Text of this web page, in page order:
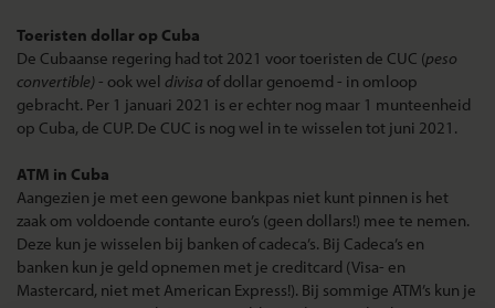
Toeristen dollar op Cuba
De Cubaanse regering had tot 2021 voor toeristen de CUC (peso
convertible)- ook wel divisa of dollar genoemd - in omloop
gebracht. Per 1 januari 2021 is er echter nog maar 1 munteenheid
op Cuba, de CUP. De CUC is nog wel in te wisselen tot juni 2021.
ATM in Cuba
Aangezien je met een gewone bankpas niet kunt pinnen is het
zaak om voldoende contante euro’s (geen dollars!) mee te nemen.
Deze kun je wisselen bij banken of cadeca’s. Bij Cadeca’s en
banken kun je geld opnemen met je creditcard (Visa- en
Mastercard, niet met American Express!). Bij sommige ATM’s kun je